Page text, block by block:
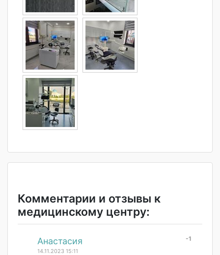
Комментарии и отзывы к
медицинскому центру:
-1
Анастасия
14.11.2023 15:11